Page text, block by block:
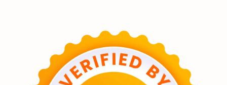
Tata Surya Hype
Asteroid Observasi